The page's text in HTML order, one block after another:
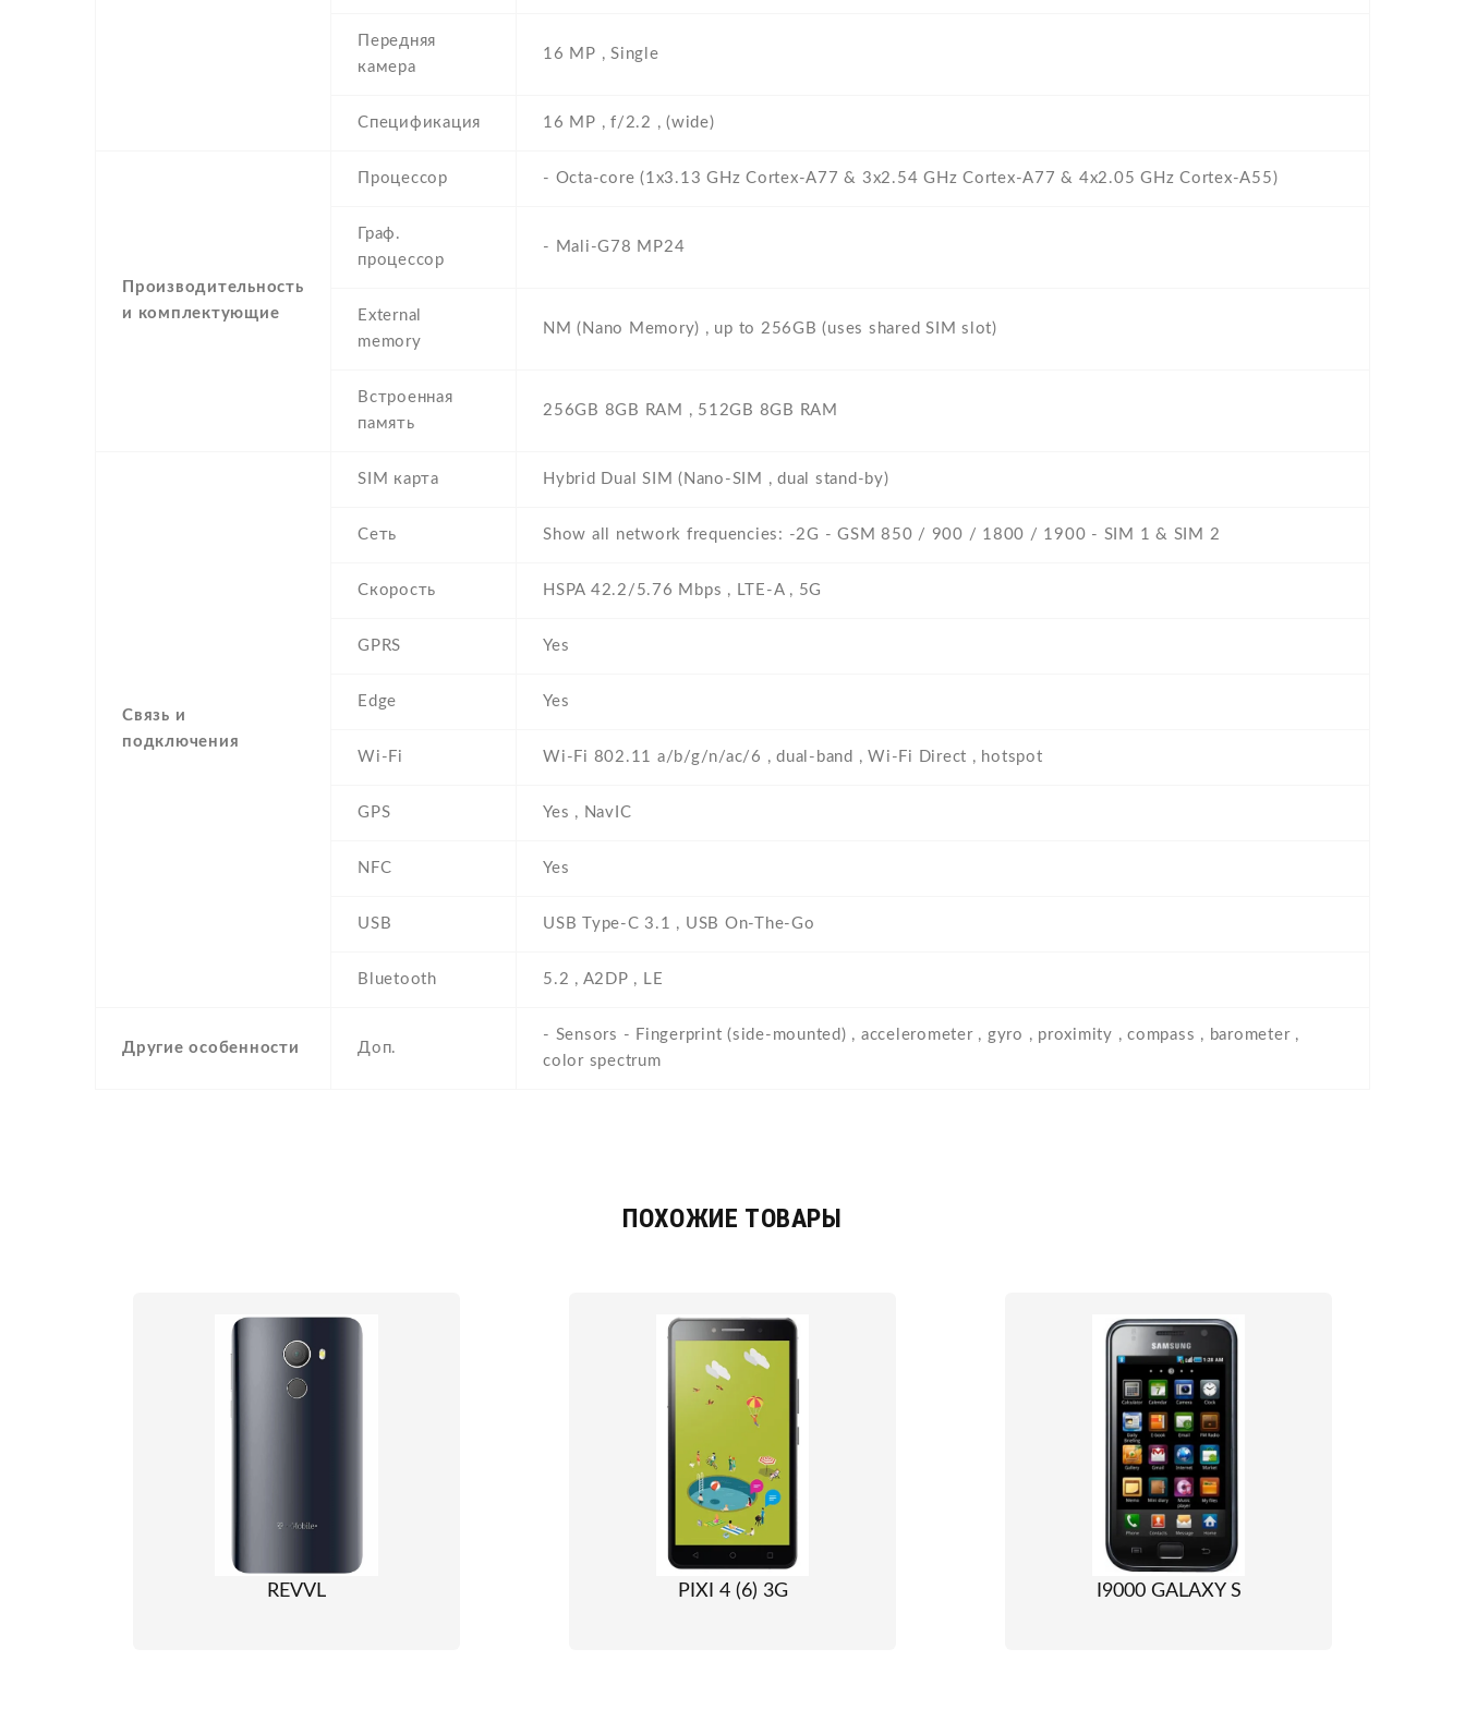
Передняя
камера
16 MP , Single
Спецификация 16 MP , f/2.2 , (wide)
Производительность
и комплектующие
Процессор - Octa-core (1x3.13 GHz Cortex-A77 & 3x2.54 GHz Cortex-A77 & 4x2.05 GHz Cortex-A55)
Граф.
процессор
- Mali-G78 MP24
External
memory
NM (Nano Memory) , up to 256GB (uses shared SIM slot)
Встроенная
память
256GB 8GB RAM , 512GB 8GB RAM
Связь и
подключения
SIM карта Hybrid Dual SIM (Nano-SIM , dual stand-by)
Сеть Show all network frequencies: -2G - GSM 850 / 900 / 1800 / 1900 - SIM 1 & SIM 2
Скорость HSPA 42.2/5.76 Mbps , LTE-A , 5G
GPRS Yes
Edge Yes
Wi-Fi Wi-Fi 802.11 a/b/g/n/ac/6 , dual-band , Wi-Fi Direct , hotspot
GPS Yes , NavIC
NFC Yes
USB USB Type-C 3.1 , USB On-The-Go
Bluetooth 5.2 , A2DP , LE
Другие особенности Доп.
- Sensors - Fingerprint (side-mounted) , accelerometer , gyro , proximity , compass , barometer ,
color spectrum
ПОХОЖИЕ ТОВАРЫ
REVVL PIXI 4 (6) 3G I9000 GALAXY S